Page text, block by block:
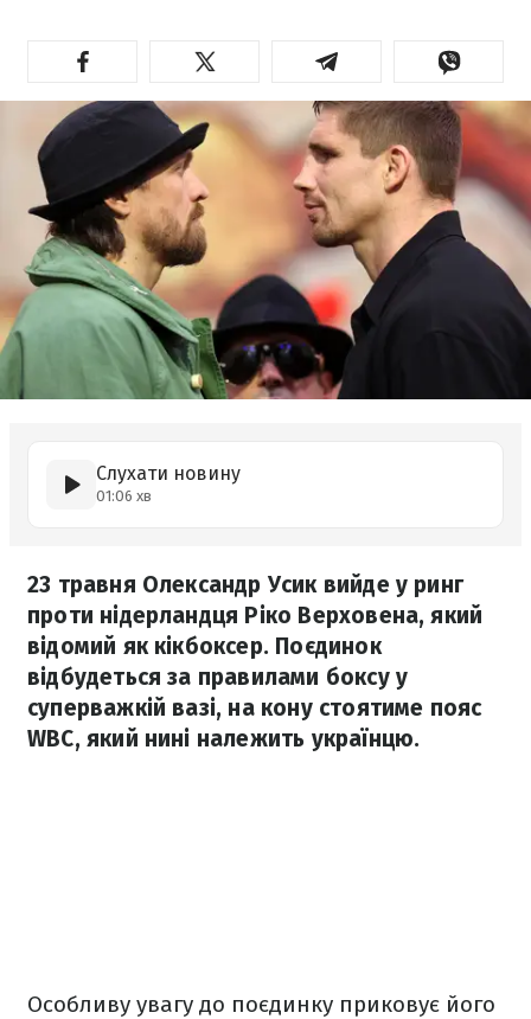
Слухати новину
01:06 хв
23 травня Олександр Усик вийде у ринг
проти нідерландця Ріко Верховена, який
відомий як кікбоксер. Поєдинок
відбудеться за правилами боксу у
суперважкій вазі, на кону стоятиме пояс
WBC, який нині належить українцю.
Особливу увагу до поєдинку приковує його